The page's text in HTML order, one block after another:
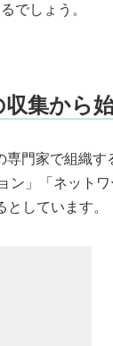
でしょう。
集から
門家で組織す
ン」「ネット
しています。